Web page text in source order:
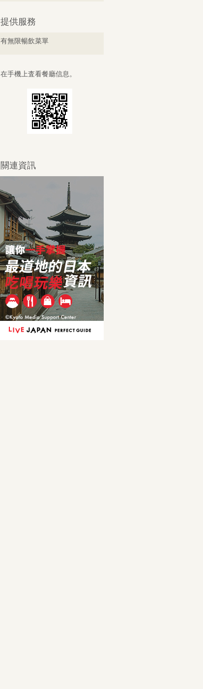
提供服務
有無限暢飲菜單
在手機上査看餐廳信息。
關連資訊